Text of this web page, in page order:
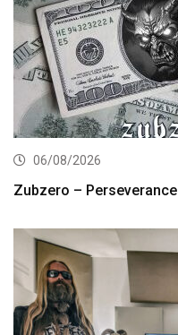
06/08/2026
Zubzero – Perseverance